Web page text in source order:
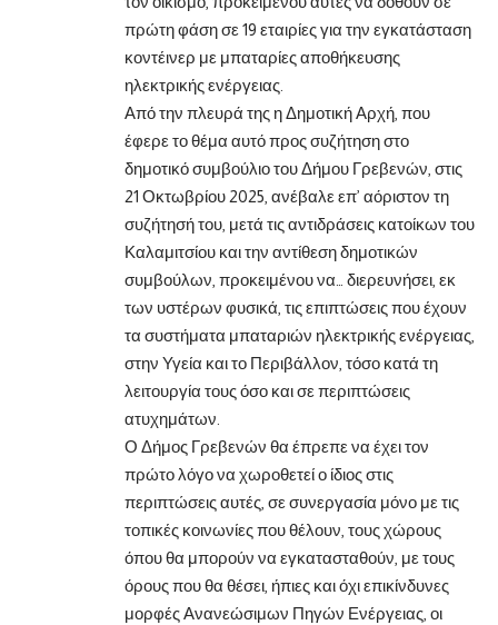
πρώτη φάση σε 19 εταιρίες για την εγκατάσταση
κοντέινερ με μπαταρίες αποθήκευσης
ηλεκτρικής ενέργειας.
Από την πλευρά της η Δημοτική Αρχή, που
έφερε το θέμα αυτό προς συζήτηση στο
δημοτικό συμβούλιο του Δήμου Γρεβενών, στις
21 Οκτωβρίου 2025, ανέβαλε επ’ αόριστον τη
συζήτησή του, μετά τις αντιδράσεις κατοίκων του
Καλαμιτσίου και την αντίθεση δημοτικών
συμβούλων, προκειμένου να… διερευνήσει, εκ
των υστέρων φυσικά, τις επιπτώσεις που έχουν
τα συστήματα μπαταριών ηλεκτρικής ενέργειας,
στην Υγεία και το Περιβάλλον, τόσο κατά τη
λειτουργία τους όσο και σε περιπτώσεις
ατυχημάτων.
Ο Δήμος Γρεβενών θα έπρεπε να έχει τον
πρώτο λόγο να χωροθετεί ο ίδιος στις
περιπτώσεις αυτές, σε συνεργασία μόνο με τις
τοπικές κοινωνίες που θέλουν, τους χώρους
όπου θα μπορούν να εγκατασταθούν, με τους
όρους που θα θέσει, ήπιες και όχι επικίνδυνες
μορφές Ανανεώσιμων Πηγών Ενέργειας, οι